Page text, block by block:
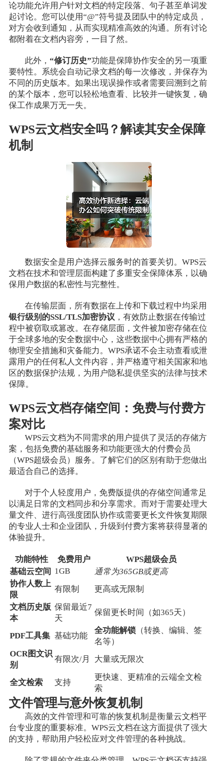
论功能允许用户针对文档的特定段落、句子甚至单词发
起讨论。您可以使用“@”符号提及团队中的特定成员，
对方会收到通知，从而实现精准高效的沟通。所有讨论
都附着在文档内容旁，一目了然。
此外，“修订历史”功能是保障协作安全的另一项重
要特性。系统会自动记录文档的每一次修改，并保存为
不同的历史版本。如果出现误操作或者需要回溯到之前
的某个版本，您可以轻松地查看、比较并一键恢复，确
保工作成果万无一失。
WPS云文档安全吗？解读其安全保障
机制
数据安全是用户选择云服务时的首要关切。WPS云
文档在技术和管理层面构建了多重安全保障体系，以确
保用户数据的私密性与完整性。
在传输层面，所有数据在上传和下载过程中均采用
银行级别的SSL/TLS加密协议 ，有效防止数据在传输过
程中被窃取或篡改。在存储层面，文件被加密存储在位
于全球多地的安全数据中心，这些数据中心拥有严格的
物理安全措施和灾备能力。WPS承诺不会主动查看或泄
露用户的任何私人文件内容，并严格遵守相关国家和地
区的数据保护法规，为用户隐私提供坚实的法律与技术
保障。
WPS云文档存储空间：免费与付费方
案对比
WPS云文档为不同需求的用户提供了灵活的存储方
案，包括免费的基础服务和功能更强大的付费会员
（WPS超级会员）服务。了解它们的区别有助于您做出
最适合自己的选择。
对于个人轻度用户，免费版提供的存储空间通常足
以满足日常的文档同步和分享需求。而对于需要处理大
量文件、进行高强度团队协作或需要更长文件恢复期限
的专业人士和企业团队，升级到付费方案将获得显著的
体验提升。
功能特性 免费用户
WPS超级会员
基础云空间 1GB
通常为365GB或更高
协作人数上
限
有限制
更高或无限制
文档历史版
本
保留最近7
天
保留更长时间（如365天）
PDF工具集 基础功能
全功能解锁 （转换、编辑、签
名等）
OCR图文识
别
有限次/月 大量或无限次
全文检索 支持
更快速、更精准的云端全文检
索
文件管理与意外恢复机制
高效的文件管理和可靠的恢复机制是衡量云文档平
台专业度的重要标准。WPS云文档在这方面提供了强大
的支持，帮助用户轻松应对文件管理的各种挑战。